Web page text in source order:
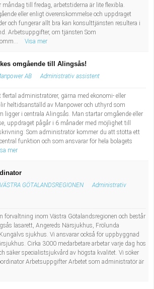
måndag till fredag, arbetstiderna är lite flexibla.
eller enligt överenskommelse och uppdraget
och fungerar allt bra kan konsulttjänsten resultera i
Arbetsuppgifter, om tjänsten Som
Visa mer
omgående till Alingsås!
AB Administrativ assistent
flertal administratörer, gärna med ekonomi- eller
heltidsanställd av Manpower och uthyrd som
ligger i centrala Alingsås. Man startar omgående eller
uppdraget pågår i 6 månader med möjlighet till
Som administratör kommer du att stötta ett
funktion och som ansvarar för hela bolagets
mer
VÄSTRA GÖTALANDSREGIONEN
Administrativ
förvaltning inom Västra Götalandsregionen och består
lasarett, Angereds Närsjukhus, Frölunda
sjukhus. Vi ansvarar också för uppbyggnad
Cirka 3000 medarbetare arbetar varje dag hos
säker specialistsjukvård av högsta kvalitet. Vi söker
Arbetsuppgifter Arbetet som administratör är